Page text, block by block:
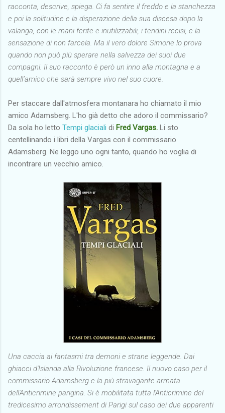
racconta, descrive, spiega. Ci fa sentire il freddo e la stanchezza
e poi la solitudine e la disperazione della sua discesa dopo la
valanga, con le mani ferite e inutilizzabili, i tendini recisi, e la
sensazione di non farcela. Ma il vero dolore Simone lo prova
quando non può più sperare nella salvezza dei suoi due
compagni. Il suo racconto è però un inno alla montagna e a
quell’amico che sarà sempre vivo nel suo cuore.
Per staccare dall'atmosfera montanara ho chiamato il mio
amico Adamsberg. L'ho già detto che adoro il commissario?
Da sola ho letto Tempi glaciali di Fred Vargas. Li sto
centellinando i libri della Vargas con il commissario
Adamsberg. Ne leggo uno ogni tanto, quando ho voglia di
incontrare un vecchio amico.
Una caccia ai fantasmi tra demoni e strane leggende. Dai
ghiacci d'Islanda alla Rivoluzione francese. Il nuovo caso per il
commissario Adamsberg e la più stravagante armata
dell'Anticrimine parigina. Si è mobilitata tutta l'Anticrimine del
tredicesimo arrondissement di Parigi sul caso dei due apparenti